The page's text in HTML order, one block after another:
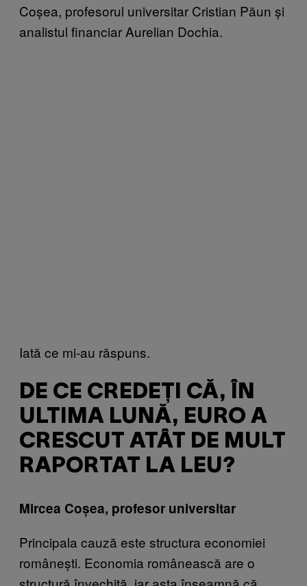
Coșea, profesorul universitar Cristian Păun și
analistul financiar Aurelian Dochia.
Iată ce mi-au răspuns.
DE CE CREDEȚI CĂ, ÎN
ULTIMA LUNĂ, EURO A
CRESCUT ATÂT DE MULT
RAPORTAT LA LEU?
Mircea Coșea, profesor universitar
Principala cauză este structura economiei
românești. Economia românească are o